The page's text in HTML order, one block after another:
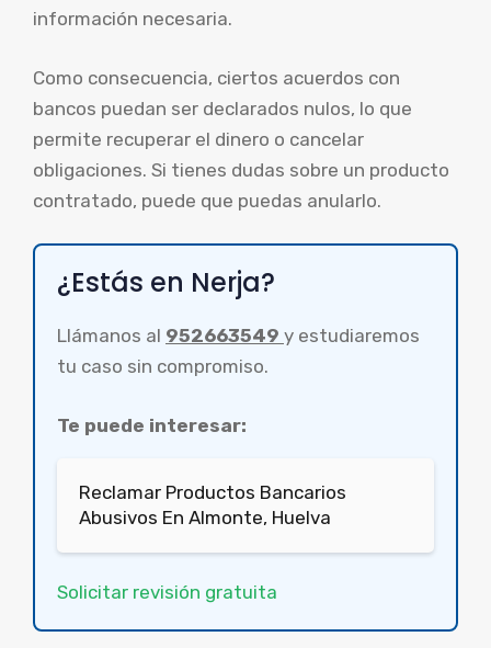
información necesaria.
Como consecuencia, ciertos acuerdos con
bancos puedan ser declarados nulos, lo que
permite recuperar el dinero o cancelar
obligaciones. Si tienes dudas sobre un producto
contratado, puede que puedas anularlo.
¿Estás en Nerja?
Llámanos al 952663549 y estudiaremos
tu caso sin compromiso.
Te puede interesar:
Reclamar Productos Bancarios
Abusivos En Almonte, Huelva
Solicitar revisión gratuita